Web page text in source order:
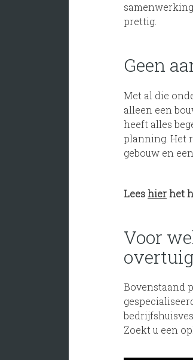
prettig.
Geen
Met al die
alleen een
heeft alles
planning. Het
gebouw en
Leeshierhet
Voor
Bovenstaand
Zoekt u een